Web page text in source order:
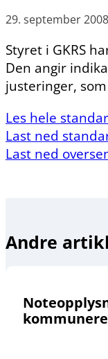
29. september 2008
Styret i GKRS
Den angir
justeringer,
Les hele
Last ned
Last ned
Andre